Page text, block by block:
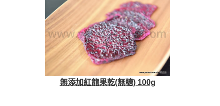
無添加紅龍果乾(無糖) 100g